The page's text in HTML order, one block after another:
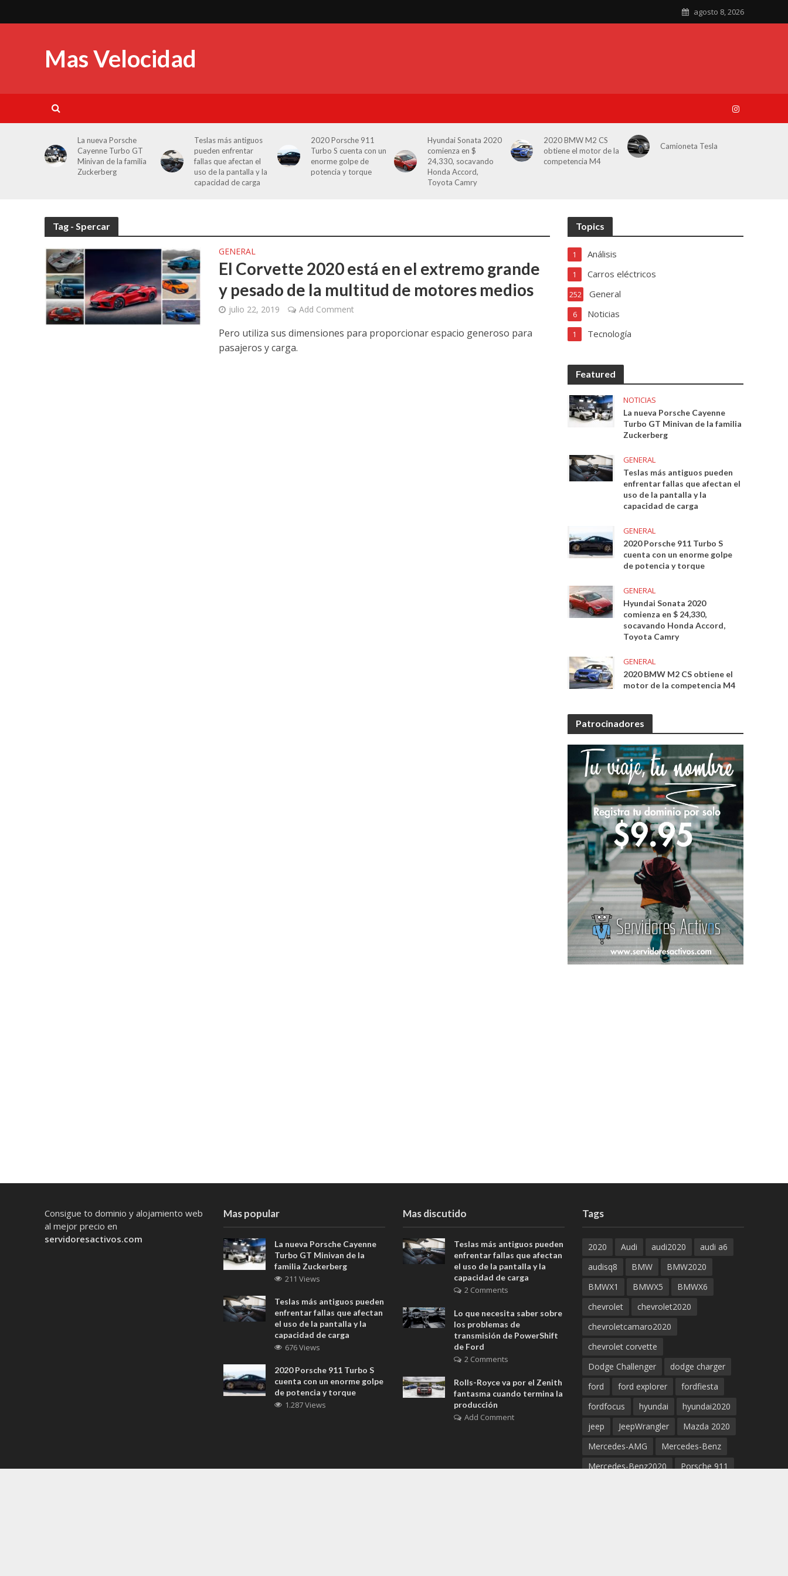
agosto 8, 2026
Mas Velocidad
La nueva Porsche
Cayenne Turbo GT
Minivan de la familia
Zuckerberg
Teslas más antiguos
pueden enfrentar
fallas que afectan el
uso de la pantalla y la
capacidad de carga
2020 Porsche 911
Turbo S cuenta con un
enorme golpe de
potencia y torque
Hyundai Sonata 2020
comienza en $
24,330, socavando
Honda Accord,
Toyota Camry
2020 BMW M2 CS
obtiene el motor de la
competencia M4
Camioneta Tesla
Tag - Spercar
GENERAL
El Corvette 2020 está en el extremo grande
y pesado de la multitud de motores medios
julio 22, 2019 Add Comment
Pero utiliza sus dimensiones para proporcionar espacio generoso para
pasajeros y carga.
Topics
Análisis
1
Carros eléctricos
1
General
252
Noticias
6
Tecnología
1
Featured
NOTICIAS
La nueva Porsche Cayenne
Turbo GT Minivan de la familia
Zuckerberg
GENERAL
Teslas más antiguos pueden
enfrentar fallas que afectan el
uso de la pantalla y la
capacidad de carga
GENERAL
2020 Porsche 911 Turbo S
cuenta con un enorme golpe
de potencia y torque
GENERAL
Hyundai Sonata 2020
comienza en $ 24,330,
socavando Honda Accord,
Toyota Camry
GENERAL
2020 BMW M2 CS obtiene el
motor de la competencia M4
Patrocinadores
Consigue to dominio y alojamiento web
al mejor precio en
servidoresactivos.com
Mas popular
La nueva Porsche Cayenne
Turbo GT Minivan de la
familia Zuckerberg
211 Views
Teslas más antiguos pueden
enfrentar fallas que afectan
el uso de la pantalla y la
capacidad de carga
676 Views
2020 Porsche 911 Turbo S
cuenta con un enorme golpe
de potencia y torque
1.287 Views
Mas discutido
Teslas más antiguos pueden
enfrentar fallas que afectan
el uso de la pantalla y la
capacidad de carga
2 Comments
Lo que necesita saber sobre
los problemas de
transmisión de PowerShift
de Ford
2 Comments
Rolls-Royce va por el Zenith
fantasma cuando termina la
producción
Add Comment
Tags
2020 Audi audi2020
audi a6
audisq8
BMW
BMW2020
BMWX1
BMWX5
BMWX6
chevrolet
chevrolet2020
chevroletcamaro2020
chevrolet corvette
Dodge Challenger
dodge charger
ford
ford explorer
fordfiesta
fordfocus
hyundai
hyundai2020
jeep
JeepWrangler
Mazda 2020
Mercedes-AMG
Mercedes-Benz
Mercedes-Benz2020
Porsche 911